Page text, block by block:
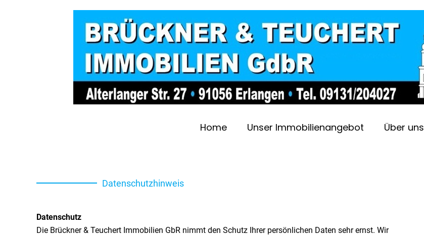
Home Unser Immobilienangebot Über uns
Datenschutzhinweis
Datenschutz
Die Brückner & Teuchert Immobilien GbR nimmt den Schutz Ihrer persönlichen Daten sehr ernst. Wir